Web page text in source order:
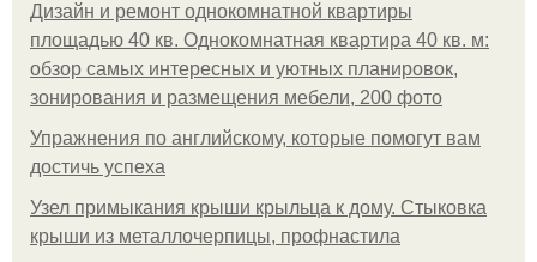
Дизайн и ремонт однокомнатной квартиры
площадью 40 кв. Однокомнатная квартира 40 кв. м:
обзор самых интересных и уютных планировок,
зонирования и размещения мебели, 200 фото
Упражнения по английскому, которые помогут вам
достичь успеха
Узел примыкания крыши крыльца к дому. Стыковка
крыши из металлочерпицы, профнастила